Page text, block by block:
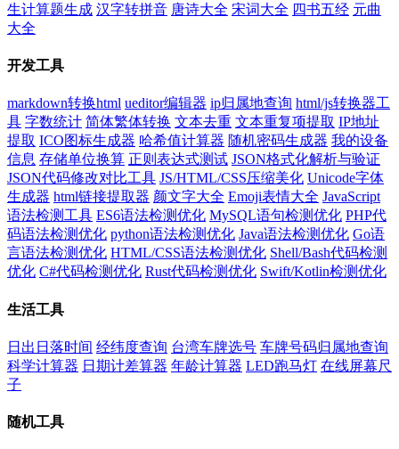
生计算题生成 汉字转拼音 唐诗大全 宋词大全 四书五经 元曲
大全
开发工具
markdown转换html ueditor编辑器 ip归属地查询 html/js转换器工
具 字数统计 简体繁体转换 文本去重 文本重复项提取 IP地址
提取 ICO图标生成器 哈希值计算器 随机密码生成器 我的设备
信息 存储单位换算 正则表达式测试 JSON格式化解析与验证
JSON代码修改对比工具 JS/HTML/CSS压缩美化 Unicode字体
生成器 html链接提取器 颜文字大全 Emoji表情大全 JavaScript
语法检测工具 ES6语法检测优化 MySQL语句检测优化 PHP代
码语法检测优化 python语法检测优化 Java语法检测优化 Go语
言语法检测优化 HTML/CSS语法检测优化 Shell/Bash代码检测
优化 C#代码检测优化 Rust代码检测优化 Swift/Kotlin检测优化
生活工具
日出日落时间 经纬度查询 台湾车牌选号 车牌号码归属地查询
科学计算器 日期计差算器 年龄计算器 LED跑马灯 在线屏幕尺
子
随机工具